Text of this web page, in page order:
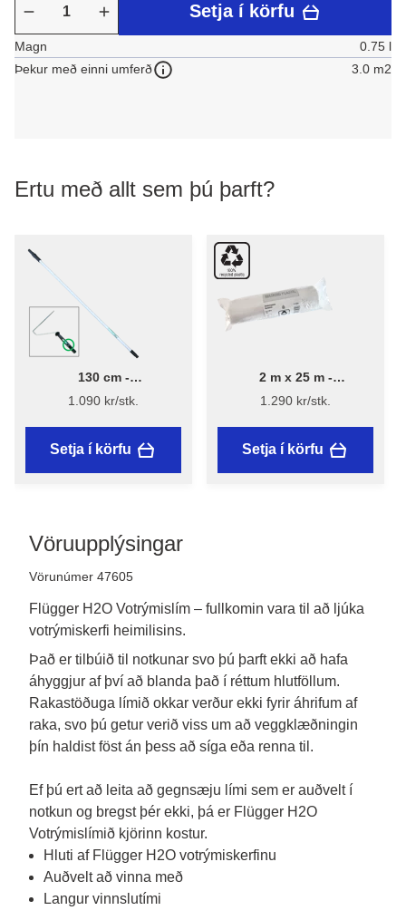
Setja í körfu
Magn
0.75 l
Þekur með einni umferð
3.0 m2
Ertu með allt sem þú þarft?
130 cm -
Framlengingarskaft - 130
cm
1.090 kr/stk.
Setja í körfu
2 m x 25 m -
Yfirbreiðsluplast 13 µ -
Endurunnið plast
1.290 kr/stk.
Setja í körfu
Vöruupplýsingar
Vörunúmer 47605
Flügger H2O Votrýmislím – fullkomin vara til að ljúka
votrýmiskerfi heimilisins.
Það er tilbúið til notkunar svo þú þarft ekki að hafa
áhyggjur af því að blanda það í réttum hlutföllum.
Rakastöðuga límið okkar verður ekki fyrir áhrifum af
raka, svo þú getur verið viss um að veggklæðningin
þín haldist föst án þess að síga eða renna til.
Ef þú ert að leita að gegnsæju lími sem er auðvelt í
notkun og bregst þér ekki, þá er Flügger H2O
Hluti af Flügger H2O votrýmiskerfinu
Auðvelt að vinna með
Langur vinnslutími